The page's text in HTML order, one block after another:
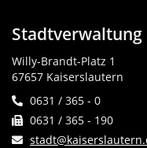
Willy-Brandt-Platz 1
67657 Kaiserslautern
0631 / 365 - 0
0631 / 365 - 190